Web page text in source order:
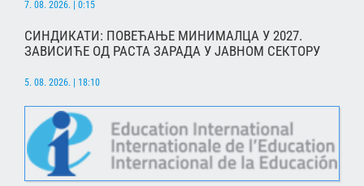
7. 08. 2026. | 0:15
СИНДИКАТИ: ПОВЕЋАЊЕ МИНИМАЛЦА У 2027.
ЗАВИСИЋЕ ОД РАСТА ЗАРАДА У ЈАВНОМ СЕКТОРУ
5. 08. 2026. | 18:10